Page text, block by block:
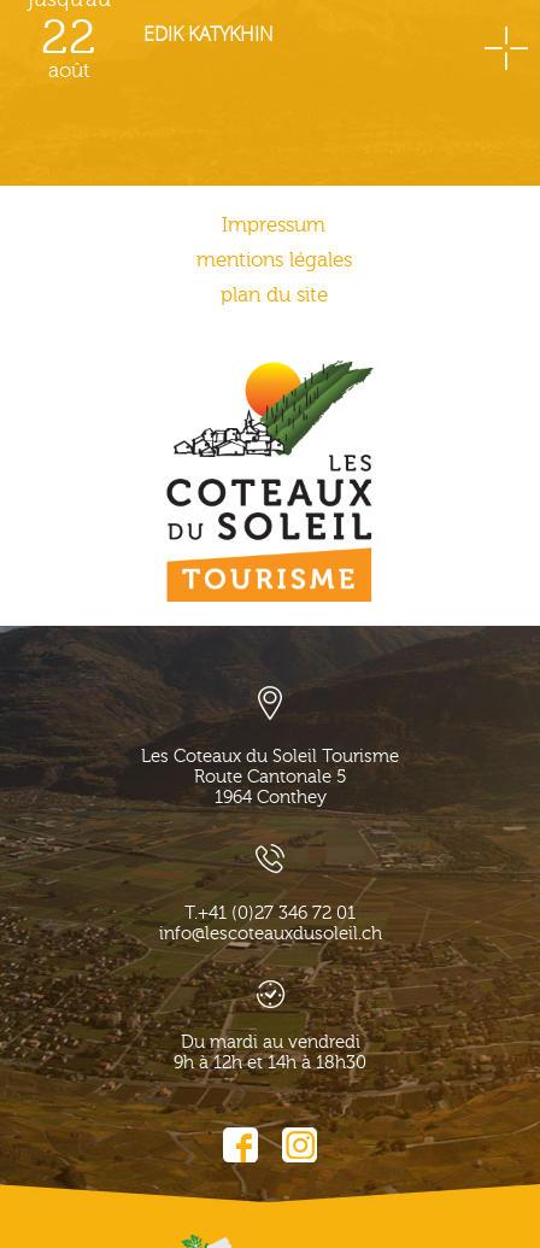
22
août
EDIK KATYKHIN
Impressum
mentions légales
plan du site
Les Coteaux du Soleil Tourisme
Route Cantonale 5
1964 Conthey
T.+41 (0)27 346 72 01
info@lescoteauxdusoleil.ch
Du mardi au vendredi
9h à 12h et 14h à 18h30